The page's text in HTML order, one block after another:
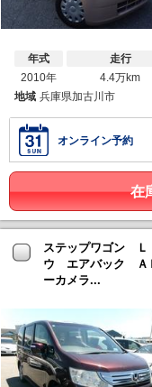
年式
2010年
走行
4.4万km
地域 兵庫県加古川市
オンライン予約
在
ステップワゴン
ウ エアバック Ａ
ーカメラ...